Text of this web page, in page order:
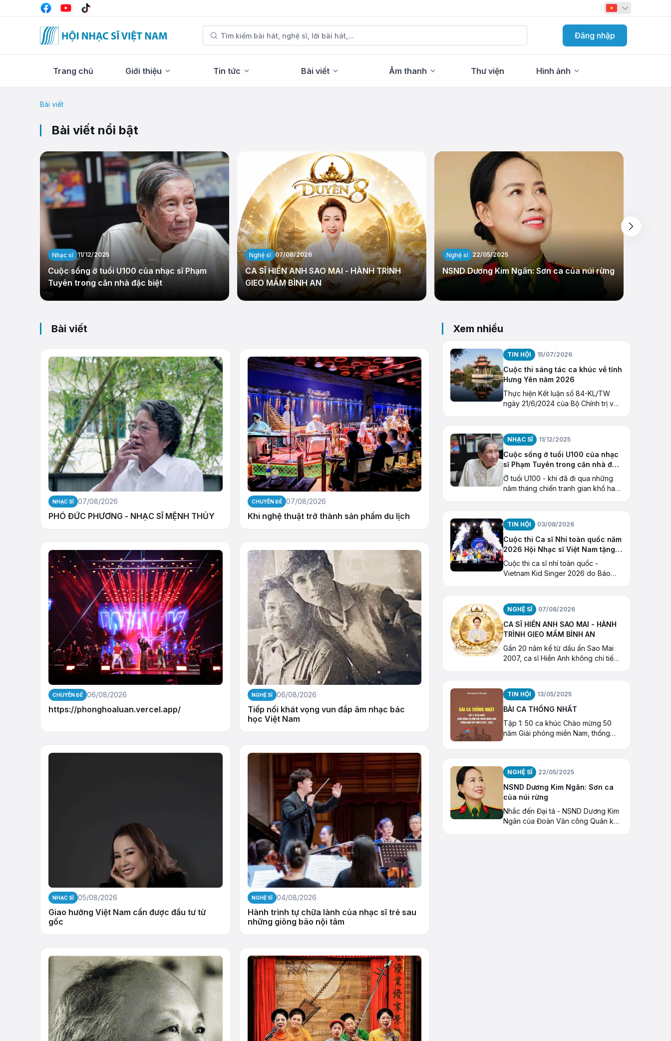
Đăng nhập
Trang chủ Giới thiệu Tin tức Bài viết Âm thanh Thư viện Hình ảnh
Bài viết
Bài viết nổi bật
Nhạc sĩ 11/12/2025
Cuộc sống ở tuổi U100 của nhạc sĩ Phạm
Tuyên trong căn nhà đặc biệt
Nghệ sĩ 07/08/2026
CA SĨ HIỀN ANH SAO MAI - HÀNH TRÌNH
GIEO MẦM BÌNH AN
Nghệ sĩ 22/05/2025
NSND Dương Kim Ngân: Sơn ca của núi rừng
Bài viết
NHẠC SĨ 07/08/2026
PHÓ ĐỨC PHƯƠNG - NHẠC SĨ MỆNH THỦY
CHUYÊN ĐỀ 07/08/2026
Khi nghệ thuật trở thành sản phẩm du lịch
CHUYÊN ĐỀ 06/08/2026
https://phonghoaluan.vercel.app/
NGHỆ SĨ 06/08/2026
Tiếp nối khát vọng vun đắp âm nhạc bác
học Việt Nam
NHẠC SĨ 05/08/2026
Giao hưởng Việt Nam cần được đầu tư từ
gốc
NGHỆ SĨ 04/08/2026
Hành trình tự chữa lành của nhạc sĩ trẻ sau
những giông bão nội tâm
Xem nhiều
TIN HỘI 15/07/2026
Cuộc thi sáng tác ca khúc về tỉnh
Hưng Yên năm 2026
Thực hiện Kết luận số 84-KL/TW
ngày 21/6/2024 của Bộ Chính trị về
dựng và phát triển văn học
NHẠC SĨ 11/12/2025
Cuộc sống ở tuổi U100 của nhạc
sĩ Phạm Tuyên trong căn nhà đặc
biệt
Ở tuổi U100 - khi đã đi qua những
năm tháng chiến tranh gian khổ hay
sống bình dị
TIN HỘI 03/08/2026
Cuộc thi Ca sĩ Nhí toàn quốc năm
2026 Hội Nhạc sĩ Việt Nam tặng
Giải thưởng “Ngôi Sao Hy Vọng”
Cuộc thi ca sĩ nhí toàn quốc -
Vietnam Kid Singer 2026 do Báo
Đoàn TNCS Hồ Chí Minh) tổ chức
NGHỆ SĨ 07/08/2026
CA SĨ HIỀN ANH SAO MAI - HÀNH
TRÌNH GIEO MẦM BÌNH AN
Gần 20 năm kể từ dấu ấn Sao Mai
2007, ca sĩ Hiền Anh không chỉ tiếp
ca, âm nhạc hướng thiện và những
hoạt động kết nối cộng đồng
TIN HỘI 13/05/2025
BÀI CA THỐNG NHẤT
Tập 1: 50 ca khúc Chào mừng 50
năm Giải phóng miền Nam, thống
NGHỆ SĨ 22/05/2025
NSND Dương Kim Ngân: Sơn ca
của núi rừng
Nhắc đến Đại tá - NSND Dương Kim
Ngân của Đoàn Văn công Quân khu